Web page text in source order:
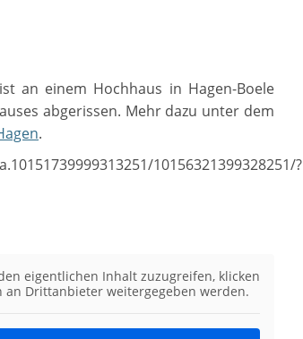
an einem Hochhaus in Hagen-Boele
abgerissen. Mehr dazu unter dem
.
10156321399328251/?
eigentlichen Inhalt zuzugreifen, klicken
an Drittanbieter weitergegeben werden.